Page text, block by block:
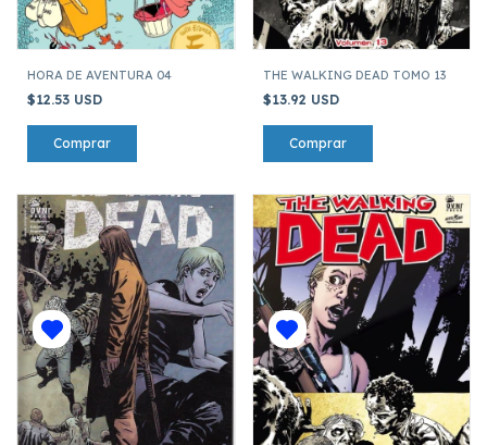
HORA DE AVENTURA 04
$12.53 USD
THE WALKING DEAD TOMO 13
$13.92 USD